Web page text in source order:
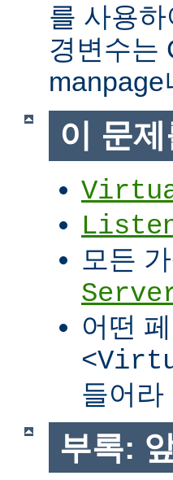
를 사용
경변수는
manpage
이 문
모든
어떤
들어라
부록: